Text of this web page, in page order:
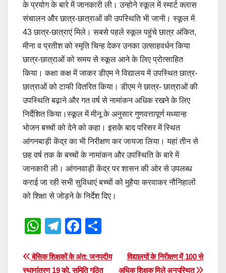
के प्रयोग के बारे में जानकारी ली। उन्होने स्कूल में स्मार्ट क्लास
संचालन और छात्र-छात्राओं की उपस्थिति भी जानी। स्कूल में
43 छात्र-छात्राएं मिले। सबसे पहले स्कूल पहुंचे छात्र अंकित,
मीना व प्रतीश को स्मृति चिन्ह देकर उनका उत्साहवर्धन किया
छात्र-छात्राओं को समय से स्कूल आने के लिए प्रोत्साहित
किया। कक्षा कक्ष में जाकर डीएम ने विद्यालय में उपस्थित छात्र-
छात्राओं को टाफी वितरित किया। डीएम ने छात्र- छात्राओं की
उपस्थिति बढ़ाने और गत वर्ष से नामांकन अधिक रखने के लिए
निर्देशित किया।स्कूल में मीनू के अनुसार गुणवत्तापूर्ण मध्यान्ह
भोजन बच्चों को देने को कहा। इसके बाद परिसर में स्थित
आंगनबाड़ी केंद्र का भी निरीक्षण कर जायजा लिया। यहां तीन से
छह वर्ष तक के बच्चों के नामांकन और उपस्थिति के बारे में
जानकारी ली। आंगनवाड़ी केंद्र पर शासन की ओर से उपलब्ध
कराई जा रही सभी सुविधाएं बच्चों को मुहैया करवाकर नौनिहालों
को शिक्षा से जोड़ने के निर्देश दिए।
W
at
T
e
F
c
ar
Post
विद्यालयों के निरीक्षण में 100 से
अधिक शिक्षक मिले अनुपस्थित
बेसिक शिक्षकों के अंत: जनपदीय
स्थानांतरण 19 को, समिति गठित